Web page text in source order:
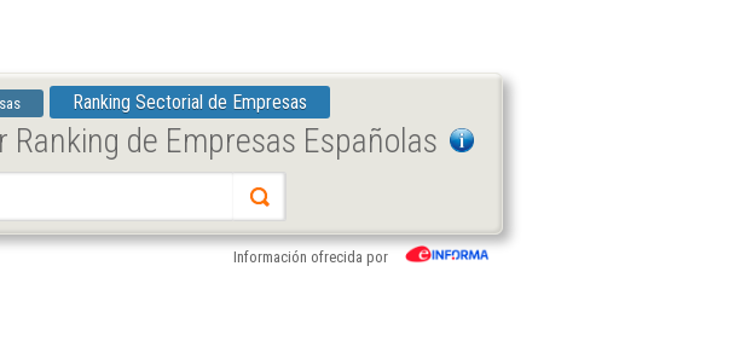
Ranking Sectorial de Empresas
de Empresas Españolas
Información ofrecida por